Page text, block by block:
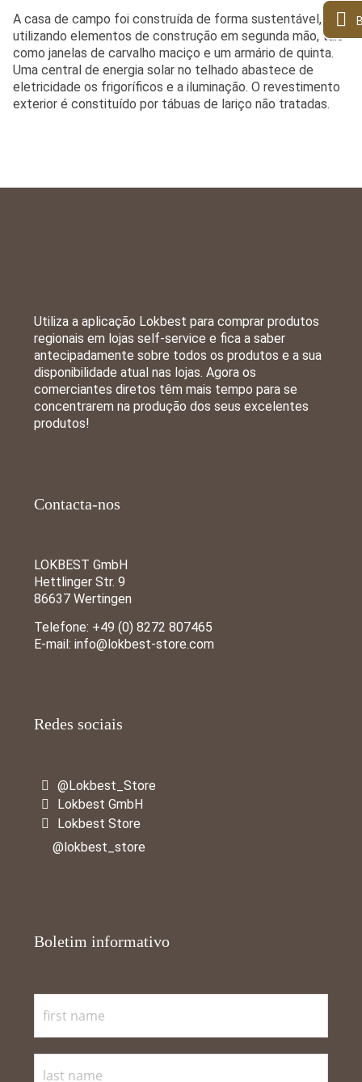
A casa de campo foi construída de forma sustentável,
utilizando elementos de construção em segunda mão, tais
como janelas de carvalho maciço e um armário de quinta.
Uma central de energia solar no telhado abastece de
eletricidade os frigoríficos e a iluminação. O revestimento
exterior é constituído por tábuas de lariço não tratadas.
Utiliza a aplicação Lokbest para comprar produtos
regionais em lojas self-service e fica a saber
antecipadamente sobre todos os produtos e a sua
disponibilidade atual nas lojas. Agora os
comerciantes diretos têm mais tempo para se
concentrarem na produção dos seus excelentes
produtos!
Contacta-nos
LOKBEST GmbH
Hettlinger Str. 9
86637 Wertingen
Telefone: +49 (0) 8272 807465
E-mail:info@lokbest-store.com
Redes sociais
@Lokbest_Store
Lokbest GmbH
Lokbest Store
@lokbest_store
Boletim informativo